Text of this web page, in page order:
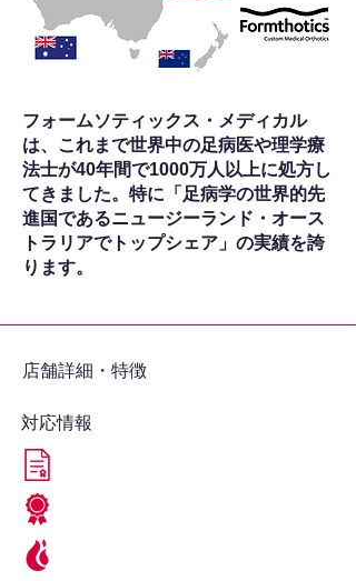
フォームソティックス・メディカル
は、これまで世界中の足病医や理学療
法士が40年間で1000万人以上に処方し
てきました。特に「足病学の世界的先
進国であるニュージーランド・オース
トラリアでトップシェア」の実績を誇
ります。
​店舗詳細・特徴
対応情報